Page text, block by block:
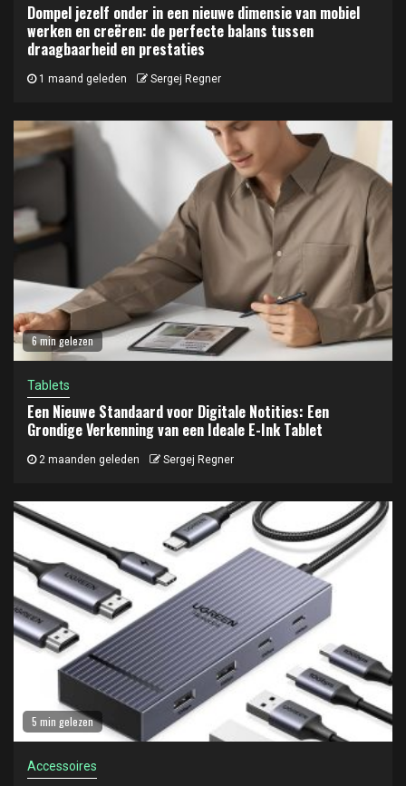
Dompel jezelf onder in een nieuwe dimensie van mobiel
werken en creëren: de perfecte balans tussen
draagbaarheid en prestaties
1 maand geleden Sergej Regner
6 min gelezen
Tablets
Een Nieuwe Standaard voor Digitale Notities: Een
Grondige Verkenning van een Ideale E-Ink Tablet
2 maanden geleden Sergej Regner
5 min gelezen
Accessoires